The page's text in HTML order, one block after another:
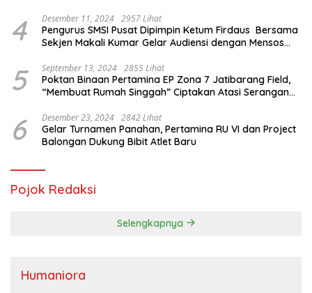
4 Desember 11, 2024 2957 Lihat
Pengurus SMSI Pusat Dipimpin Ketum Firdaus Bersama
Sekjen Makali Kumar Gelar Audiensi dengan Mensos
5 September 13, 2024 2855 Lihat
Poktan Binaan Pertamina EP Zona 7 Jatibarang Field,
“Membuat Rumah Singgah” Ciptakan Atasi Serangan
6 Desember 23, 2024 2842 Lihat
Gelar Turnamen Panahan, Pertamina RU VI dan Project
Balongan Dukung Bibit Atlet Baru
Pojok Redaksi
Selengkapnya
Humaniora